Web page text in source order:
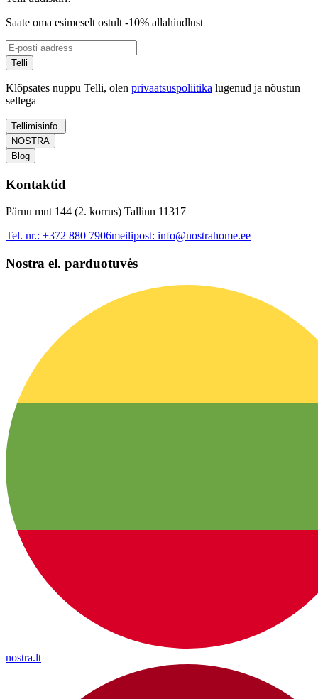
Saate oma esimeselt ostult -10% allahindlust
Telli
Klõpsates nuppu Telli, olen privaatsuspoliitika lugenud ja nõustun
sellega
Tellimisinfo
NOSTRA
Blog
Kontaktid
Pärnu mnt 144 (2. korrus) Tallinn 11317
Tel. nr.: +372 880 7906meilipost: info@nostrahome.ee
Nostra el. parduotuvės
nostra.lt